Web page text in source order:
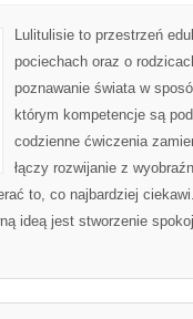
Lulitulisie to przestrzeń
pociechach oraz o
poznawanie świata w
którym kompetencje są
codzienne ćwiczenia
łączy rozwijanie z
to, co najbardziej
ideą jest stworzenie